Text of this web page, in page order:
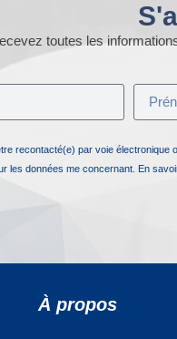
toutes les
recontacté(e) par voie
les données me concernant. En
À propos